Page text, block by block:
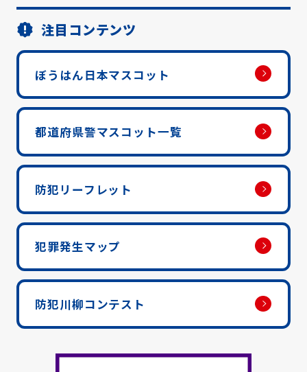
注目コンテンツ
ぼうはん日本マスコット
都道府県警マスコット一覧
防犯リーフレット
犯罪発生マップ
防犯川柳コンテスト